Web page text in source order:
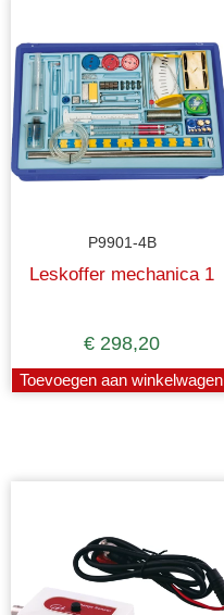
P9901-4B
Leskoffer mechanica 1
€ 298,20
Toevoegen aan winkelwagen